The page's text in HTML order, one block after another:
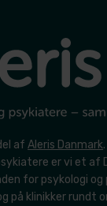
afAleris Danmark
er vi et af
for psykologi og
på klinikker rundt